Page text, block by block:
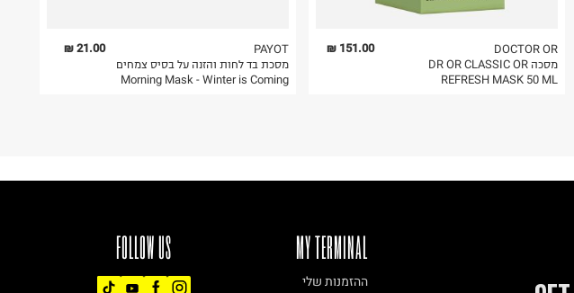
21.00 ₪
PAYOT
מסכת בד לחות והזנה על בסיס צמחים
Morning Mask - Winter is Coming
151.00 ₪
DOCTOR OR
מסכה DR OR CLASSIC OR
REFRESH MASK 50 ML
FOLLOW US MY TERMINAL
ההזמנות שלי